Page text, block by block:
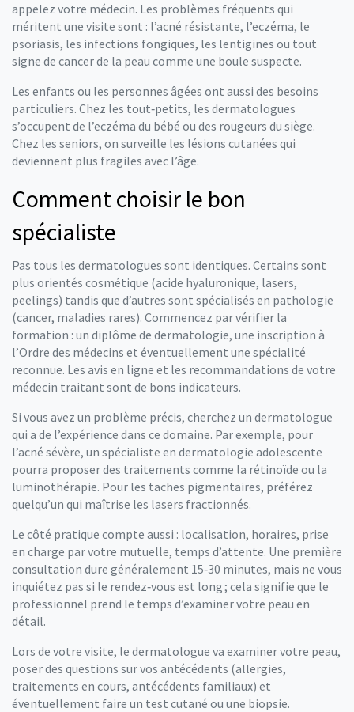
appelez votre médecin. Les problèmes fréquents qui
méritent une visite sont : l’acné résistante, l’eczéma, le
psoriasis, les infections fongiques, les lentigines ou tout
signe de cancer de la peau comme une boule suspecte.
Les enfants ou les personnes âgées ont aussi des besoins
particuliers. Chez les tout‑petits, les dermatologues
s’occupent de l’eczéma du bébé ou des rougeurs du siège.
Chez les seniors, on surveille les lésions cutanées qui
deviennent plus fragiles avec l’âge.
Comment choisir le bon
spécialiste
Pas tous les dermatologues sont identiques. Certains sont
plus orientés cosmétique (acide hyaluronique, lasers,
peelings) tandis que d’autres sont spécialisés en pathologie
(cancer, maladies rares). Commencez par vérifier la
formation : un diplôme de dermatologie, une inscription à
l’Ordre des médecins et éventuellement une spécialité
reconnue. Les avis en ligne et les recommandations de votre
médecin traitant sont de bons indicateurs.
Si vous avez un problème précis, cherchez un dermatologue
qui a de l’expérience dans ce domaine. Par exemple, pour
l’acné sévère, un spécialiste en dermatologie adolescente
pourra proposer des traitements comme la rétinoïde ou la
luminothérapie. Pour les taches pigmentaires, préférez
quelqu’un qui maîtrise les lasers fractionnés.
Le côté pratique compte aussi : localisation, horaires, prise
en charge par votre mutuelle, temps d’attente. Une première
consultation dure généralement 15‑30 minutes, mais ne vous
inquiétez pas si le rendez‑vous est long ; cela signifie que le
professionnel prend le temps d’examiner votre peau en
détail.
Lors de votre visite, le dermatologue va examiner votre peau,
poser des questions sur vos antécédents (allergies,
traitements en cours, antécédents familiaux) et
éventuellement faire un test cutané ou une biopsie.